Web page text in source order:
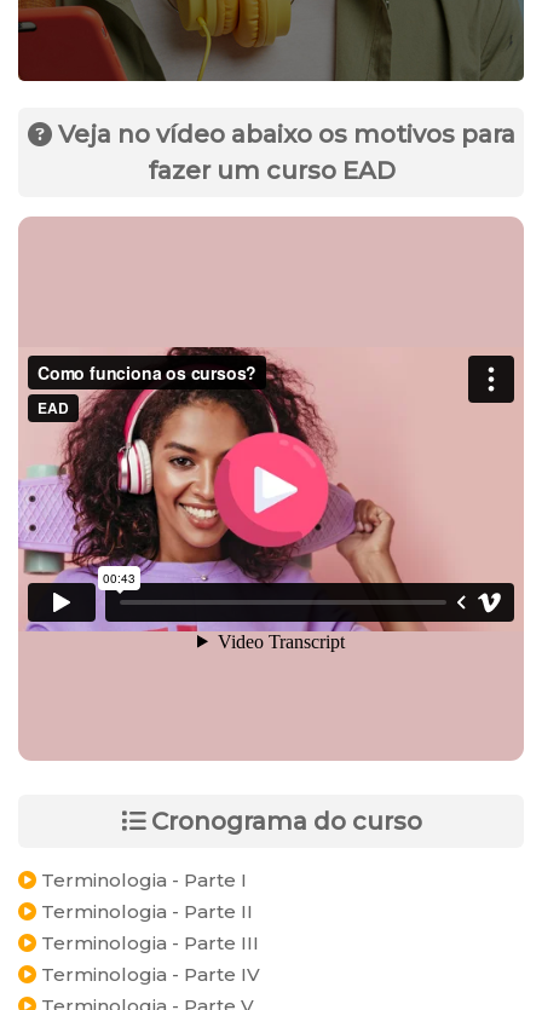
Veja no vídeo abaixo os motivos para
fazer um curso EAD
Cronograma do curso
Terminologia - Parte I
Terminologia - Parte II
Terminologia - Parte III
Terminologia - Parte IV